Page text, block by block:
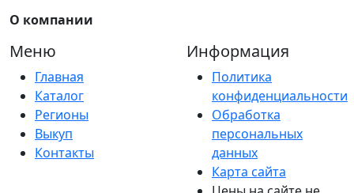
О компании
Меню
Главная
Каталог
Регионы
Выкуп
Контакты
Информация
Политика
конфиденциальности
Обработка
персональных
данных
Карта сайта